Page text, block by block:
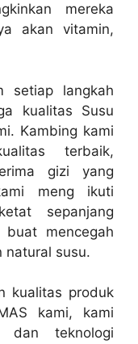
mereka
akan vitamin,
setiap langkah
kualitas Susu
Kambing kami
terbaik,
gizi yang
meng ikuti
sepanjang
buat mencegah
natural susu.
kualitas produk
kami, kami
dan teknologi